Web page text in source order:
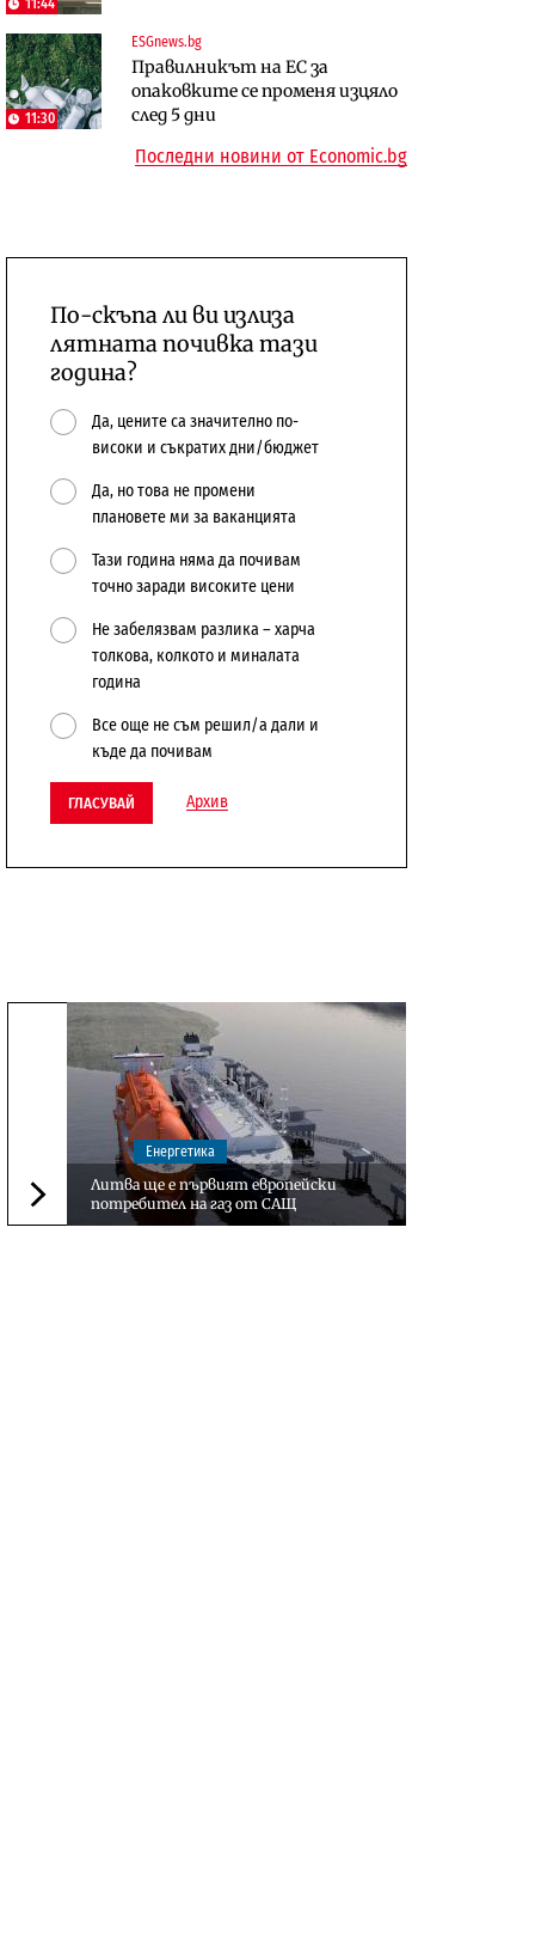
11:30
ESGnews.bg
Правилникът на ЕС за
опаковките се променя изцяло
след 5 дни
Компании
„Ендуросат“ ще строи огромен
център в Доброславци
Енергетика
Държавният ТЕЦ „Марица
изток 2“ работи с 5 блока
Последни новини от Economic.bg
По-скъпа ли ви излиза
лятната почивка тази
година?
Да, цените са значително по-
високи и съкратих дни/бюджет
Да, но това не промени
плановете ми за ваканцията
Тази година няма да почивам
точно заради високите цени
Не забелязвам разлика – харча
толкова, колкото и миналата
година
Все още не съм решил/а дали и
къде да почивам
ГЛАСУВАЙ Архив
Следваща новина
Енергетика
Литва ще е първият европейски
потребител на газ от САЩ